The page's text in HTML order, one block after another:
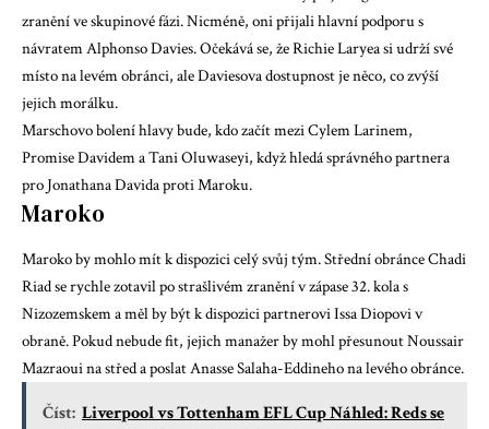
zranění ve skupinové fázi. Nicméně, oni přijali hlavní podporu s
návratem Alphonso Davies. Očekává se, že Richie Laryea si udrží své
místo na levém obránci, ale Daviesova dostupnost je něco, co zvýší
jejich morálku.
Marschovo bolení hlavy bude, kdo začít mezi Cylem Larinem,
Promise Davidem a Tani Oluwaseyi, když hledá správného partnera
pro Jonathana Davida proti Maroku.
Maroko
Maroko by mohlo mít k dispozici celý svůj tým. Střední obránce Chadi
Riad se rychle zotavil po strašlivém zranění v zápase 32. kola s
Nizozemskem a měl by být k dispozici partnerovi Issa Diopovi v
obraně. Pokud nebude fit, jejich manažer by mohl přesunout Noussair
Mazraoui na střed a poslat Anasse Salaha-Eddineho na levého obránce.
Číst: Liverpool vs Tottenham EFL Cup Náhled: Reds se